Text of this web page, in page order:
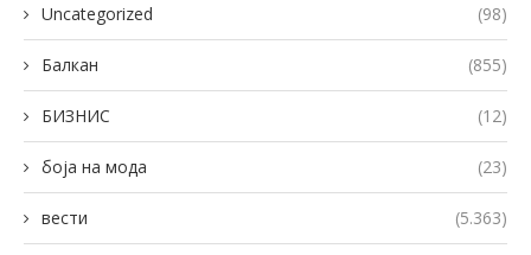
Uncategorized (98)
Балкан (855)
БИЗНИС (12)
боја на мода (23)
вести (5.363)